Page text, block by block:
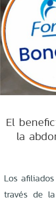
El
la
Los
través de